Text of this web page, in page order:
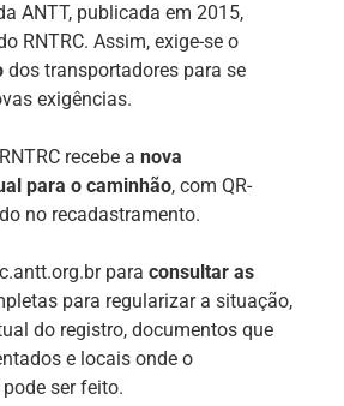
ANTT, publicada em 2015,
RNTRC. Assim, exige-se o
dos transportadores para se
exigências.
recebe a nova
para o caminhão, com QR-
no recadastramento.
para consultar as
para regularizar a situação,
do registro, documentos que
e locais onde o
ser feito.